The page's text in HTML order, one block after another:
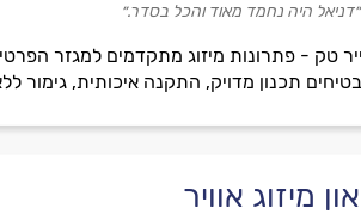
תכנון מדויק, התקנה איכותית, גימור
״דניאל היה נחמד מאוד והכל בסדר.״
מיזוג אוויר